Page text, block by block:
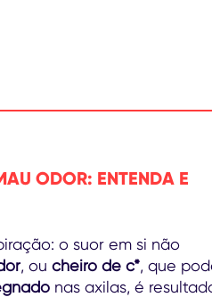
ODOR: ENTENDA E
o suor em si não
, ou cheiro de c*, que
nas axilas, é